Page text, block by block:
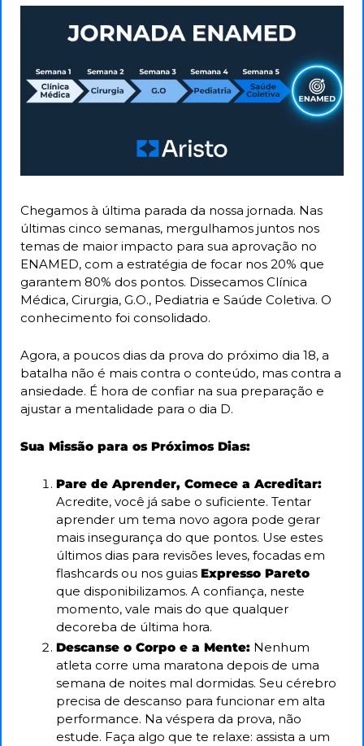
Chegamos à última parada da nossa jornada. Nas
últimas cinco semanas, mergulhamos juntos nos
temas de maior impacto para sua aprovação no
ENAMED, com a estratégia de focar nos 20% que
garantem 80% dos pontos. Dissecamos Clínica
Médica, Cirurgia, G.O., Pediatria e Saúde Coletiva. O
conhecimento foi consolidado.
Agora, a poucos dias da prova do próximo dia 18, a
batalha não é mais contra o conteúdo, mas contra a
ansiedade. É hora de confiar na sua preparação e
ajustar a mentalidade para o dia D.
Sua Missão para os Próximos Dias:
Pare de Aprender, Comece a Acreditar:
Acredite, você já sabe o suficiente. Tentar
aprender um tema novo agora pode gerar
mais insegurança do que pontos. Use estes
últimos dias para revisões leves, focadas em
flashcards ou nos guias Expresso Pareto
que disponibilizamos. A confiança, neste
momento, vale mais do que qualquer
decoreba de última hora.
Descanse o Corpo e a Mente: Nenhum
atleta corre uma maratona depois de uma
semana de noites mal dormidas. Seu cérebro
precisa de descanso para funcionar em alta
performance. Na véspera da prova, não
estude. Faça algo que te relaxe: assista a um